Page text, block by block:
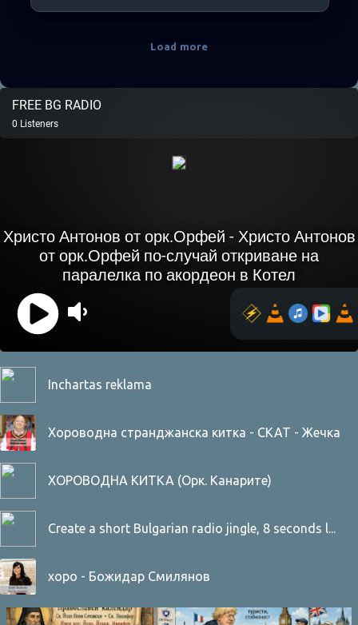
Load more
Inchartas reklama
Хороводна странджанска китка - СКАТ - Жечка
ХОРОВОДНА КИТКА (Орк. Канарите)
Create a short Bulgarian radio jingle, 8 seconds l...
хоро - Божидар Смилянов